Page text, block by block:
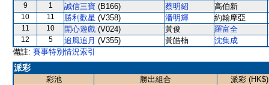
9 1 誠信三寶 (B166) 蔡明紹 高伯新
10 11 勝利歡星 (V358) 潘明輝 約翰摩亞
11 10 開心遊戲 (V024) 黃俊 羅富全
12 5 追風追月 (V355) 黃皓楠
沈集成
備註: 賽事特別情況索引
派彩
彩池 勝出組合
派彩 (HK$)